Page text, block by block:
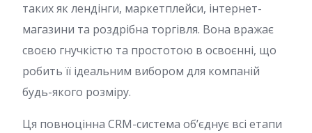
таких як лендінги, маркетплейси, інтернет-
магазини та роздрібна торгівля. Вона вражає
своєю гнучкістю та простотою в освоєнні, що
робить її ідеальним вибором для компаній
будь-якого розміру.
Ця повноцінна CRM-система об’єднує всі етапи